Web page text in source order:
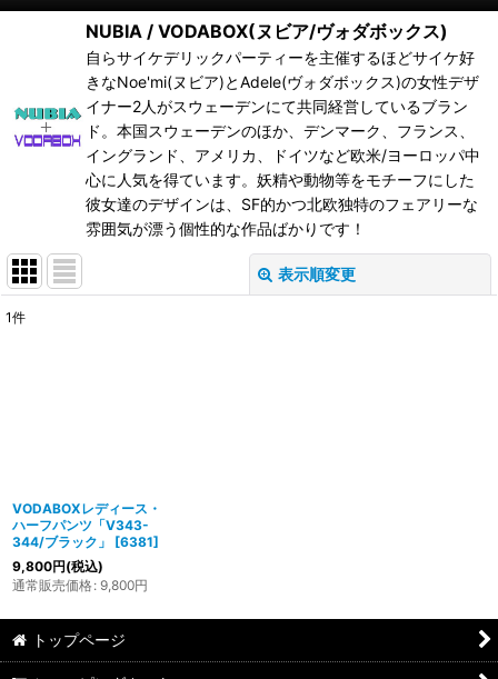
NUBIA / VODABOX(ヌビア/ヴォダボックス)
自らサイケデリックパーティーを主催するほどサイケ好
きなNoe'mi(ヌビア)とAdele(ヴォダボックス)の女性デザ
イナー2人がスウェーデンにて共同経営しているブラン
ド。本国スウェーデンのほか、デンマーク、フランス、
イングランド、アメリカ、ドイツなど欧米/ヨーロッパ中
心に人気を得ています。妖精や動物等をモチーフにした
彼女達のデザインは、SF的かつ北欧独特のフェアリーな
雰囲気が漂う個性的な作品ばかりです！
表示順変更
1件
VODABOXレディース・
ハーフパンツ「V343-
344/ブラック」
[6381]
9,800円(税込)
通常販売価格: 9,800円
トップページ